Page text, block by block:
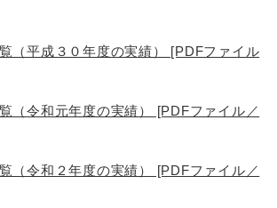
（平成３０年度の実績） [PDFファイル
（令和元年度の実績） [PDFファイル／
（令和２年度の実績） [PDFファイル／